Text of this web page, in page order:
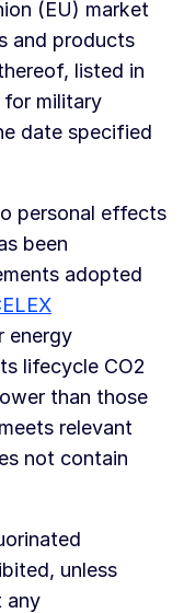
(EU) market
and products
listed in
military
date specified
personal effects
been
adopted
energy
lifecycle CO2
than those
relevant
not contain
unless
any